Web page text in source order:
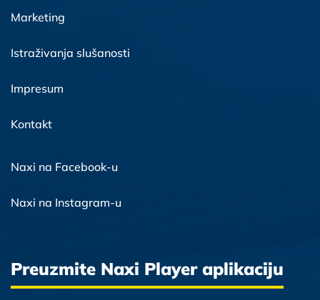
Marketing
Istraživanja slušanosti
Impresum
Kontakt
Naxi na Facebook-u
Naxi na Instagram-u
Preuzmite Naxi Player aplikaciju